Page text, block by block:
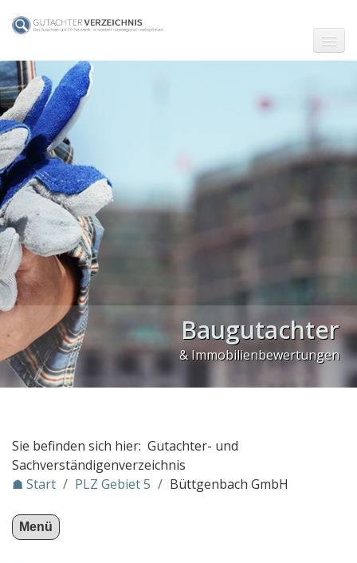
☗ Start
Gutachter in Berlin
Gutachter in Frankfurt (Main)
Gutachter in Hamburg
Gutachter in Köln
Gutachter in München
Gutachter in Stuttgart
PLZ Gebiet 0
PLZ Gebiet 1
PLZ Gebiet 2
PLZ Gebiet 3
PLZ Gebiet 5
ekoplan - Ingenieurbüro
Sachverständigenbüro Zwikker-Heßeling
Sachverständigenbüro Dipl.-Ing. Bernd Heep
KFZ Gutachter / Auto-Sachverständiger Köln Wolf
Baugutachter
& Immobilienbewertungen
Sie befinden sich hier: Gutachter- und
Sachverständigenverzeichnis
☗ Start / PLZ Gebiet 5 / Büttgenbach GmbH
Menü